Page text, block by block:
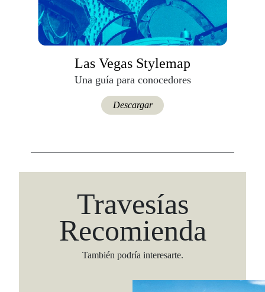
Las Vegas Stylemap
Una guía para conocedores
Descargar
Travesías
Recomienda
También podría interesarte.